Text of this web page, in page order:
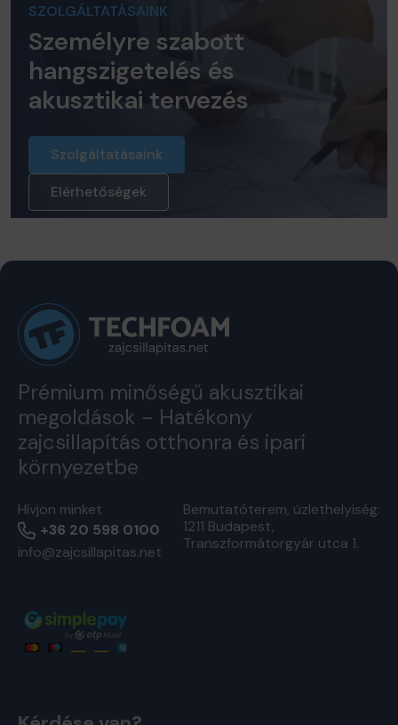
SZOLGÁLTATÁSAINK
Személyre szabott
hangszigetelés és
akusztikai tervezés
Szolgáltatásaink
Elérhetőségek
Prémium minőségű akusztikai
megoldások - Hatékony
zajcsillapítás otthonra és ipari
környezetbe
Hívjon minket
+36 20 598 0100
info@zajcsillapitas.net
Bemutatóterem, üzlethelyiség:
1211 Budapest,
Transzformátorgyár utca 1.